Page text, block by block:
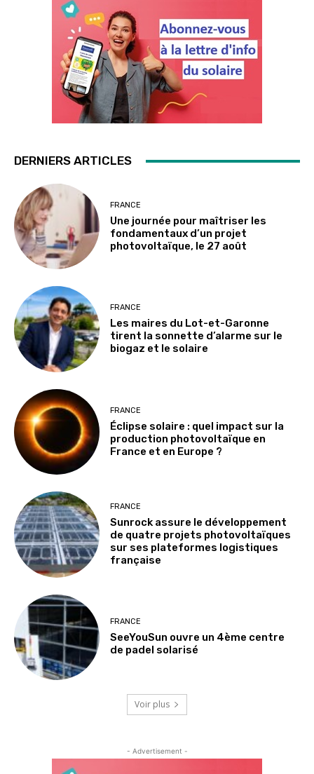
DERNIERS ARTICLES
FRANCE
Une journée pour maîtriser les
fondamentaux d’un projet
photovoltaïque, le 27 août
FRANCE
Les maires du Lot-et-Garonne
tirent la sonnette d’alarme sur le
biogaz et le solaire
FRANCE
Éclipse solaire : quel impact sur la
production photovoltaïque en
France et en Europe ?
FRANCE
Sunrock assure le développement
de quatre projets photovoltaïques
sur ses plateformes logistiques
française
FRANCE
SeeYouSun ouvre un 4ème centre
de padel solarisé
Voir plus
- Advertisement -